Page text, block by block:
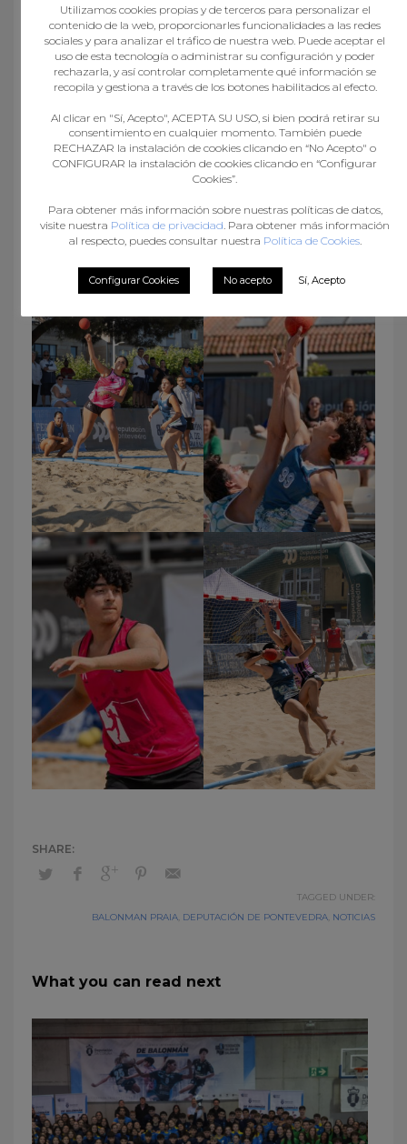
TAGGED UNDER:
BALONMAN PRAIA DEPUTACIÓN DE PONTEVEDRA NOTICIAS
What you can read next
Utilizamos cookies propias y de terceros para personalizar el
contenido de la web, proporcionarles funcionalidades a las redes
sociales y para analizar el tráfico de nuestra web. Puede aceptar el
uso de esta tecnología o administrar su configuración y poder
rechazarla, y así controlar completamente qué información se
recopila y gestiona a través de los botones habilitados al efecto.
Al clicar en "Sí, Acepto", ACEPTA SU USO, si bien podrá retirar su
consentimiento en cualquier momento. También puede
RECHAZAR la instalación de cookies clicando en “No Acepto" o
CONFIGURAR la instalación de cookies clicando en “Configurar
Cookies”.
Para obtener más información sobre nuestras políticas de datos,
visite nuestra Política de privacidad . Para obtener más información
al respecto, puedes consultar nuestra Política de Cookies.
Configurar Cookies No acepto Sí, Acepto